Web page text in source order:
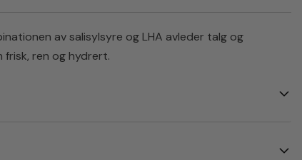
av salisylsyre og LHA avleder talg og
ren og hydrert.